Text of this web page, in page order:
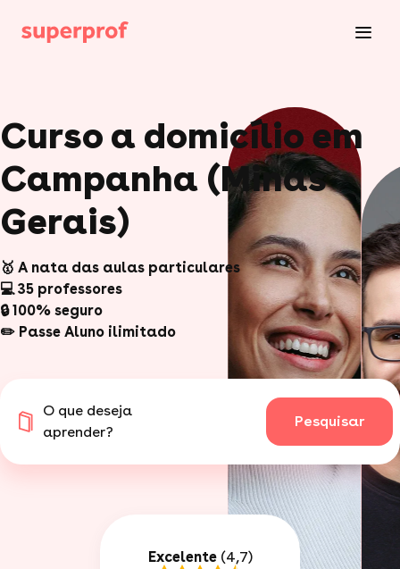
Curso a domicílio em
Campanha (Minas
Gerais)
🥇 A nata das aulas particulares
💻 35 professores
🔒 100% seguro
✏️ Passe Aluno ilimitado
O que deseja
aprender?
Pesquisar
Excelente(4,7)